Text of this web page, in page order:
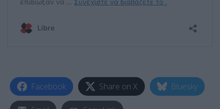
Facebook Share on X Bluesky